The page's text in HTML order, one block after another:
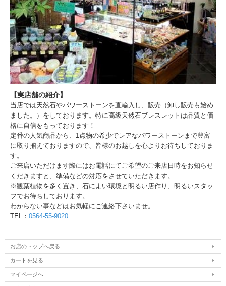
【実店舗の紹介】
当店では天然石やパワーストーンを直輸入し、販売（卸し販売も始め
ました。）をしております。特に高級天然石ブレスレットは品質と価
格に自信をもっております！
定番の人気商品から、1点物の希少でレアなパワーストーンまで豊富
に取り揃えておりますので、皆様のお越しを心よりお待ちしておりま
す。
ご来店いただけます際にはお電話にてご希望のご来店日時をお知らせ
くだきますと、準備などの対応をさせていただきます。
※観葉植物を多く置き、石によい環境と明るい店作り、明るいスタッ
フでお待ちしております。
わからない事などはお気軽にご連絡下さいませ。
TEL： 0564-55-9020
お店のトップへ戻る
カートを見る
マイページへ